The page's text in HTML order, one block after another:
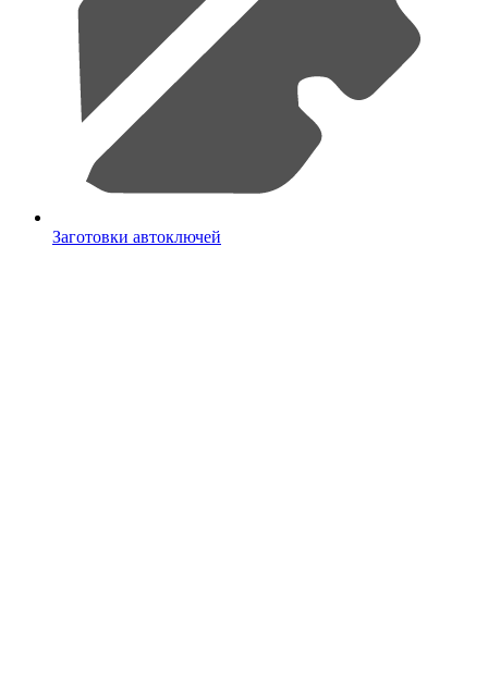
Заготовки автоключей